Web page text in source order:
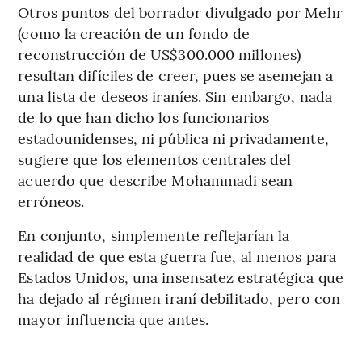
Otros puntos del borrador divulgado por Mehr
(como la creación de un fondo de
reconstrucción de US$300.000 millones)
resultan difíciles de creer, pues se asemejan a
una lista de deseos iraníes. Sin embargo, nada
de lo que han dicho los funcionarios
estadounidenses, ni pública ni privadamente,
sugiere que los elementos centrales del
acuerdo que describe Mohammadi sean
erróneos.
En conjunto, simplemente reflejarían la
realidad de que esta guerra fue, al menos para
Estados Unidos, una insensatez estratégica que
ha dejado al régimen iraní debilitado, pero con
mayor influencia que antes.